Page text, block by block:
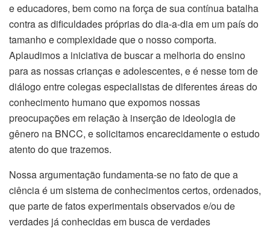
e educadores, bem como na força de sua contínua batalha
contra as dificuldades próprias do dia-a-dia em um país do
tamanho e complexidade que o nosso comporta.
Aplaudimos a iniciativa de buscar a melhoria do ensino
para as nossas crianças e adolescentes, e é nesse tom de
diálogo entre colegas especialistas de diferentes áreas do
conhecimento humano que expomos nossas
preocupações em relação à inserção de ideologia de
gênero na BNCC, e solicitamos encarecidamente o estudo
atento do que trazemos.
Nossa argumentação fundamenta-se no fato de que a
ciência é um sistema de conhecimentos certos, ordenados,
que parte de fatos experimentais observados e/ou de
verdades já conhecidas em busca de verdades